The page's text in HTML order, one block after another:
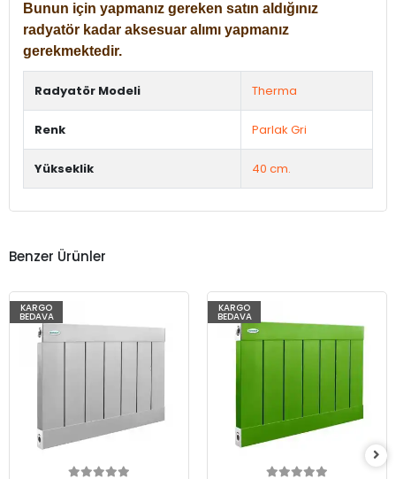
Bunun için yapmanız gereken satın aldığınız
radyatör kadar aksesuar alımı yapmanız
gerekmektedir.
Radyatör Modeli Therma
Renk Parlak Gri
Yükseklik 40 cm.
Benzer Ürünler
KARGO
BEDAVA
KARGO
BEDAVA